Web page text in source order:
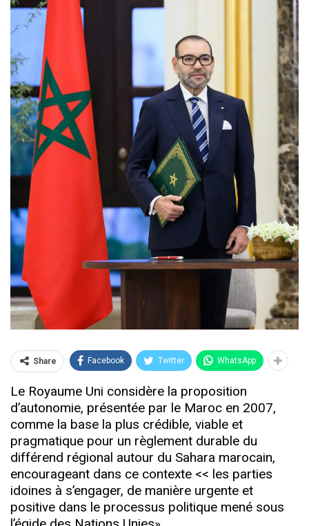
Share Facebook Twitter WhatsApp
Le Royaume Uni considère la proposition
d’autonomie, présentée par le Maroc en 2007,
comme la base la plus crédible, viable et
pragmatique pour un règlement durable du
différend régional autour du Sahara marocain,
encourageant dans ce contexte << les parties
idoines à s’engager, de manière urgente et
positive dans le processus politique mené sous